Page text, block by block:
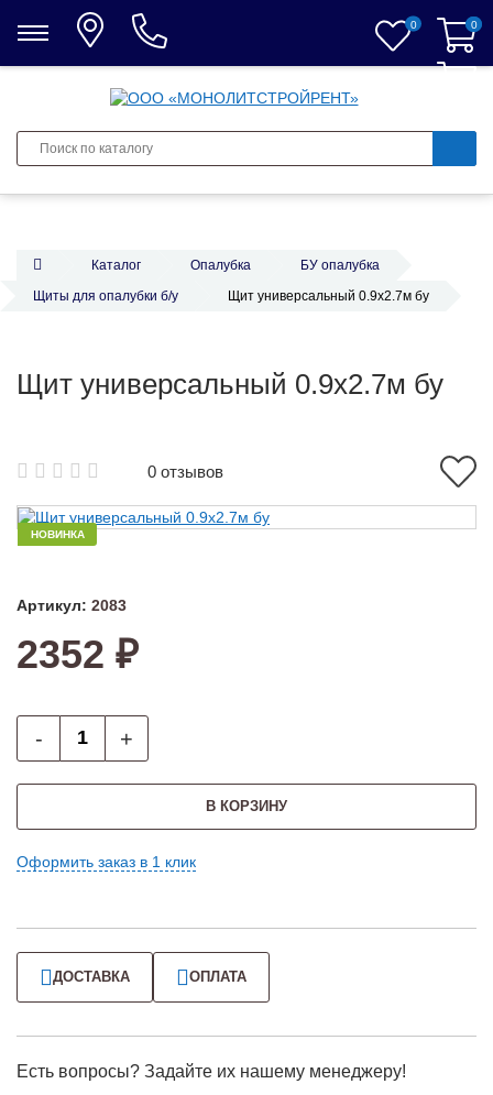
0 0
0
Каталог Опалубка
БУ опалубка
Щиты для опалубки б/у
Щит универсальный 0.9x2.7м бу
Щит универсальный 0.9x2.7м бу
0 отзывов
НОВИНКА
Артикул: 2083
2352 ₽
- +
В КОРЗИНУ
Оформить заказ в 1 клик
ДОСТАВКА ОПЛАТА
Есть вопросы? Задайте их нашему менеджеру!